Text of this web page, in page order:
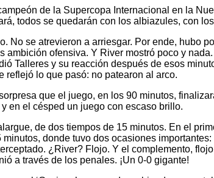
de la Supercopa Internacional en la
todos se quedarán con los albiazules, con
No se atrevieron a arriesgar. Por ende, hubo
ambición ofensiva. Y River mostró poco y
Talleres y su reacción después de esos
reflejó lo que pasó: no patearon al arco.
que el juego, en los 90 minutos,
en el césped un juego con escaso brillo.
de dos tiempos de 15 minutos. En el
donde tuvo dos ocasiones importantes:
¿River? Flojo. Y el complemento,
a través de los penales. ¡Un 0-0 gigante!